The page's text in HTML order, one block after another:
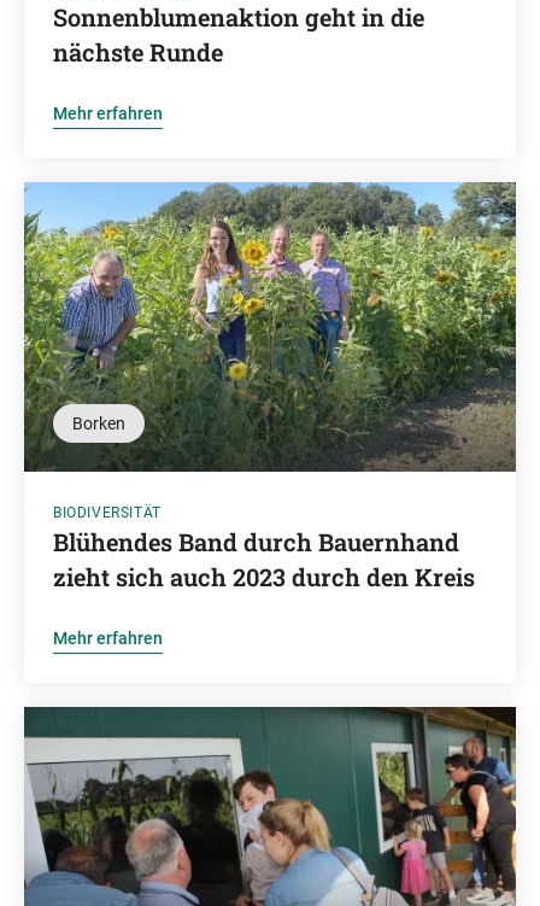
Sonnenblumenaktion geht in die
nächste Runde
Mehr erfahren
Borken
BIODIVERSITÄT
Blühendes Band durch Bauernhand
zieht sich auch 2023 durch den Kreis
Mehr erfahren